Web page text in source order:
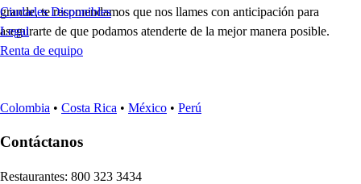
grande, te recomendamos que nos llames con anticipación para
asegurarte de que podamos atenderte de la mejor manera posible.
Ciudades Disponibles
Legal
Renta de equipo
Colombia • Costa Rica • México • Perú
Contáctanos
Restaurantes: 800 323 3434